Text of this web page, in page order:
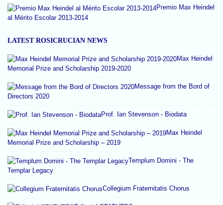
Premio Max Heindel
al Mérito Escolar 2013-2014
LATEST ROSICRUCIAN NEWS
Max Heindel
Memorial Prize and Scholarship 2019-2020
Message from the Bord of
Directors 2020
Prof. Ian Stevenson - Biodata
Max Heindel
Memorial Prize and Scholarship – 2019
Templum Domini - The
Templar Legacy
Collegium Fraternitatis Chorus